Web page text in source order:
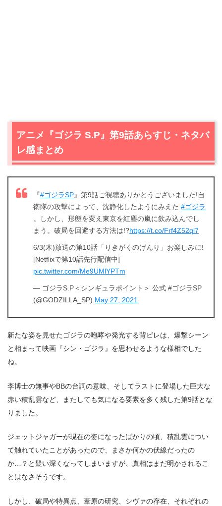
アニメ『ゴジラ S.P』第9話あらすじ・ネタバ
レ感まとめ
『#ゴジラSP』第9話ご視聴ありがとうございました!自
衛隊の攻撃によって、沈静化したようにみえた #ゴジラ
。しかし、形態を変え東京を紅塵の嵐に飲み込んでし
まう。破局を回避する方法は!?https://t.co/Frf4Z52ql7
6/3(木)放送の第10話「りきがくのげんり」お楽しみに!
[Netflixで第10話先行配信中]
pic.twitter.com/Me9UMlYPTm
— ゴジラS.P＜シンギュラポイント＞ 公式 #ゴジラSP
(@GODZILLA_SP) May 27, 2021
新たな姿を見せたゴジラの咆哮や発光する背ビレは、爆撃シーン
と相まって映画『シン・ゴジラ』を思わせるような様相でした
ね。
李博士の無事やBBの台詞の意味、そしてラストに登場した巨大な
赤い積乱雲など、またしても気になる要素を多く残した第9話とな
りました。
ジェットジャガーが現在の姿になったばかりの頃、積乱雲につい
て触れていたことがあったので、まさか何かの伏線だったの
か…？と疑い深くなってしまいますが、真相はまだ明かされるこ
とはなさそうです。
しかし、破局や特異点、葦原の研究、シヴァの存在、それぞれの